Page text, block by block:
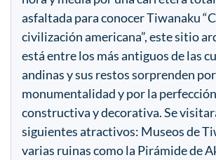
asfaltada para conocer Tiwanaku
civilización americana”, este sitio
está entre los más antiguos de las
andinas y sus restos sorprenden
monumentalidad y por la
constructiva y decorativa. Se
siguientes atractivos: Museos de
varias ruinas como la Pirámide de